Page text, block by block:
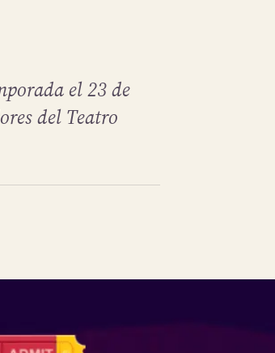
el 23 de
del Teatro